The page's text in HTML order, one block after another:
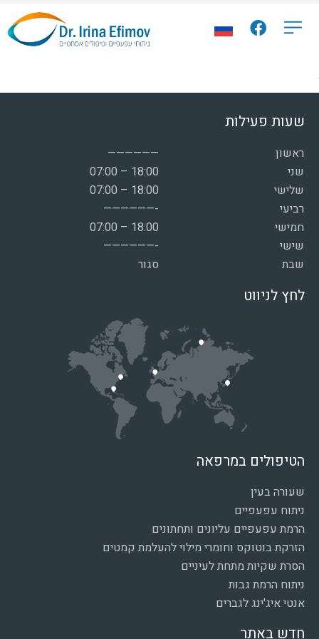
שעות פעילות
——————
ראשון
07:00 – 18:00
שני
07:00 – 18:00
שלישי
——————-
רביעי
07:00 – 18:00
חמישי
——————-
שישי
סגור
שבת
לחץ לניווט
הטיפולים במרפאה
שעורה בעין
ניתוח עפעפיים
הרמת עפעפיים עליונים ותחתונים
הזרקת בוטוקס וחומרי מילוי להעלמת קמטים
הסרת שקיות מתחת לעיניים
ניתוח הרמת גבות
אנטי איג'ינג לגברים
חדש באתר